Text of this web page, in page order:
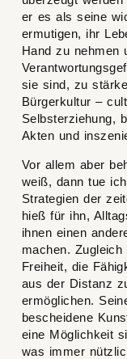
er es als seine
ermutigen, ihr
Hand zu nehmen
sie sind, zu
Bürgerkultur –
Selbsterziehung,
Akten und
Vor allem aber
weiß, dann tue
Strategien der
hieß für ihn,
ihnen einen
machen.
Freiheit, die
aus der Distanz
ermöglichen.
bescheidene
eine Möglichkeit
was immer